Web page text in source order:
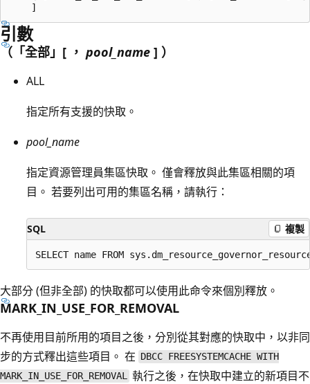
引數
（「全部」[ ， pool_name ] ）
ALL
指定所有支援的快取。
pool_name
指定資源管理員集區快取。 僅會釋放與此集區相關的項
目。 若要列出可用的集區名稱，請執行：
SQL 複製
大部分 (但非全部) 的快取都可以使用此命令來個別釋放。
MARK_IN_USE_FOR_REMOVAL
不再使用目前所用的項目之後，分別從其對應的快取中，以非同
步的方式釋出這些項目。 在 DBCC FREESYSTEMCACHE WITH
MARK_IN_USE_FOR_REMOVAL 執行之後，在快取中建立的新項目不